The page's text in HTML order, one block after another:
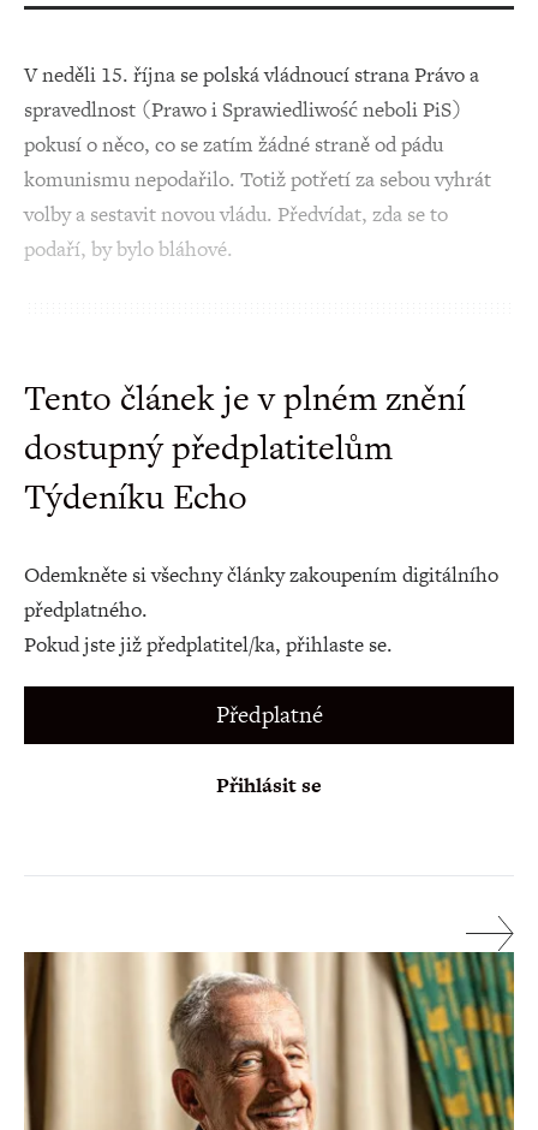
V neděli 15. října se polská vládnoucí strana Právo a
spravedlnost (Prawo i Sprawiedliwość neboli PiS)
pokusí o něco, co se zatím žádné straně od pádu
komunismu nepodařilo. Totiž potřetí za sebou vyhrát
volby a sestavit novou vládu. Předvídat, zda se to
podaří, by bylo bláhové.
Tento článek je v plném znění
dostupný předplatitelům
Týdeníku Echo
Odemkněte si všechny články zakoupením digitálního
předplatného.
Pokud jste již předplatitel/ka, přihlaste se.
Předplatné
Přihlásit se